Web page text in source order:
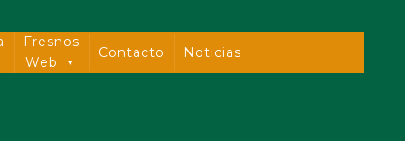
Fresnos
Web
Contacto Noticias